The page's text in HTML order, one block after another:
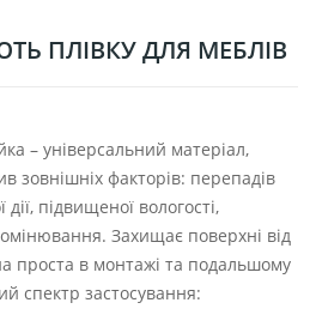
ПЛІВКУ ДЛЯ МЕБЛІВ
– універсальний матеріал,
зовнішніх факторів: перепадів
підвищеної вологості,
Захищає поверхні від
проста в монтажі та подальшому
спектр застосування: